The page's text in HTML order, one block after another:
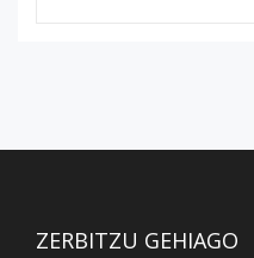
ZERBITZU GEHIAGO